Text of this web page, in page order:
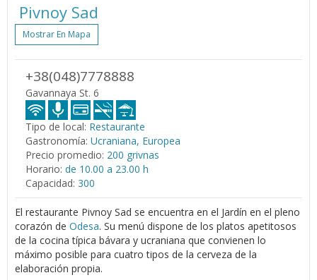
Pivnoy Sad
Mostrar En Mapa
+38(048)7778888
Gavannaya St. 6
Tipo de local: Restaurante
Gastronomía: Ucraniana, Europea
Precio promedio: 200 grivnas
Horario: de 10.00 a 23.00 h
Capacidad: 300
El restaurante Pivnoy Sad se encuentra en el Jardín en el pleno
corazón de Odesa. Su menú dispone de los platos apetitosos
de la cocina típica bávara y ucraniana que convienen lo
máximo posible para cuatro tipos de la cerveza de la
elaboración propia.